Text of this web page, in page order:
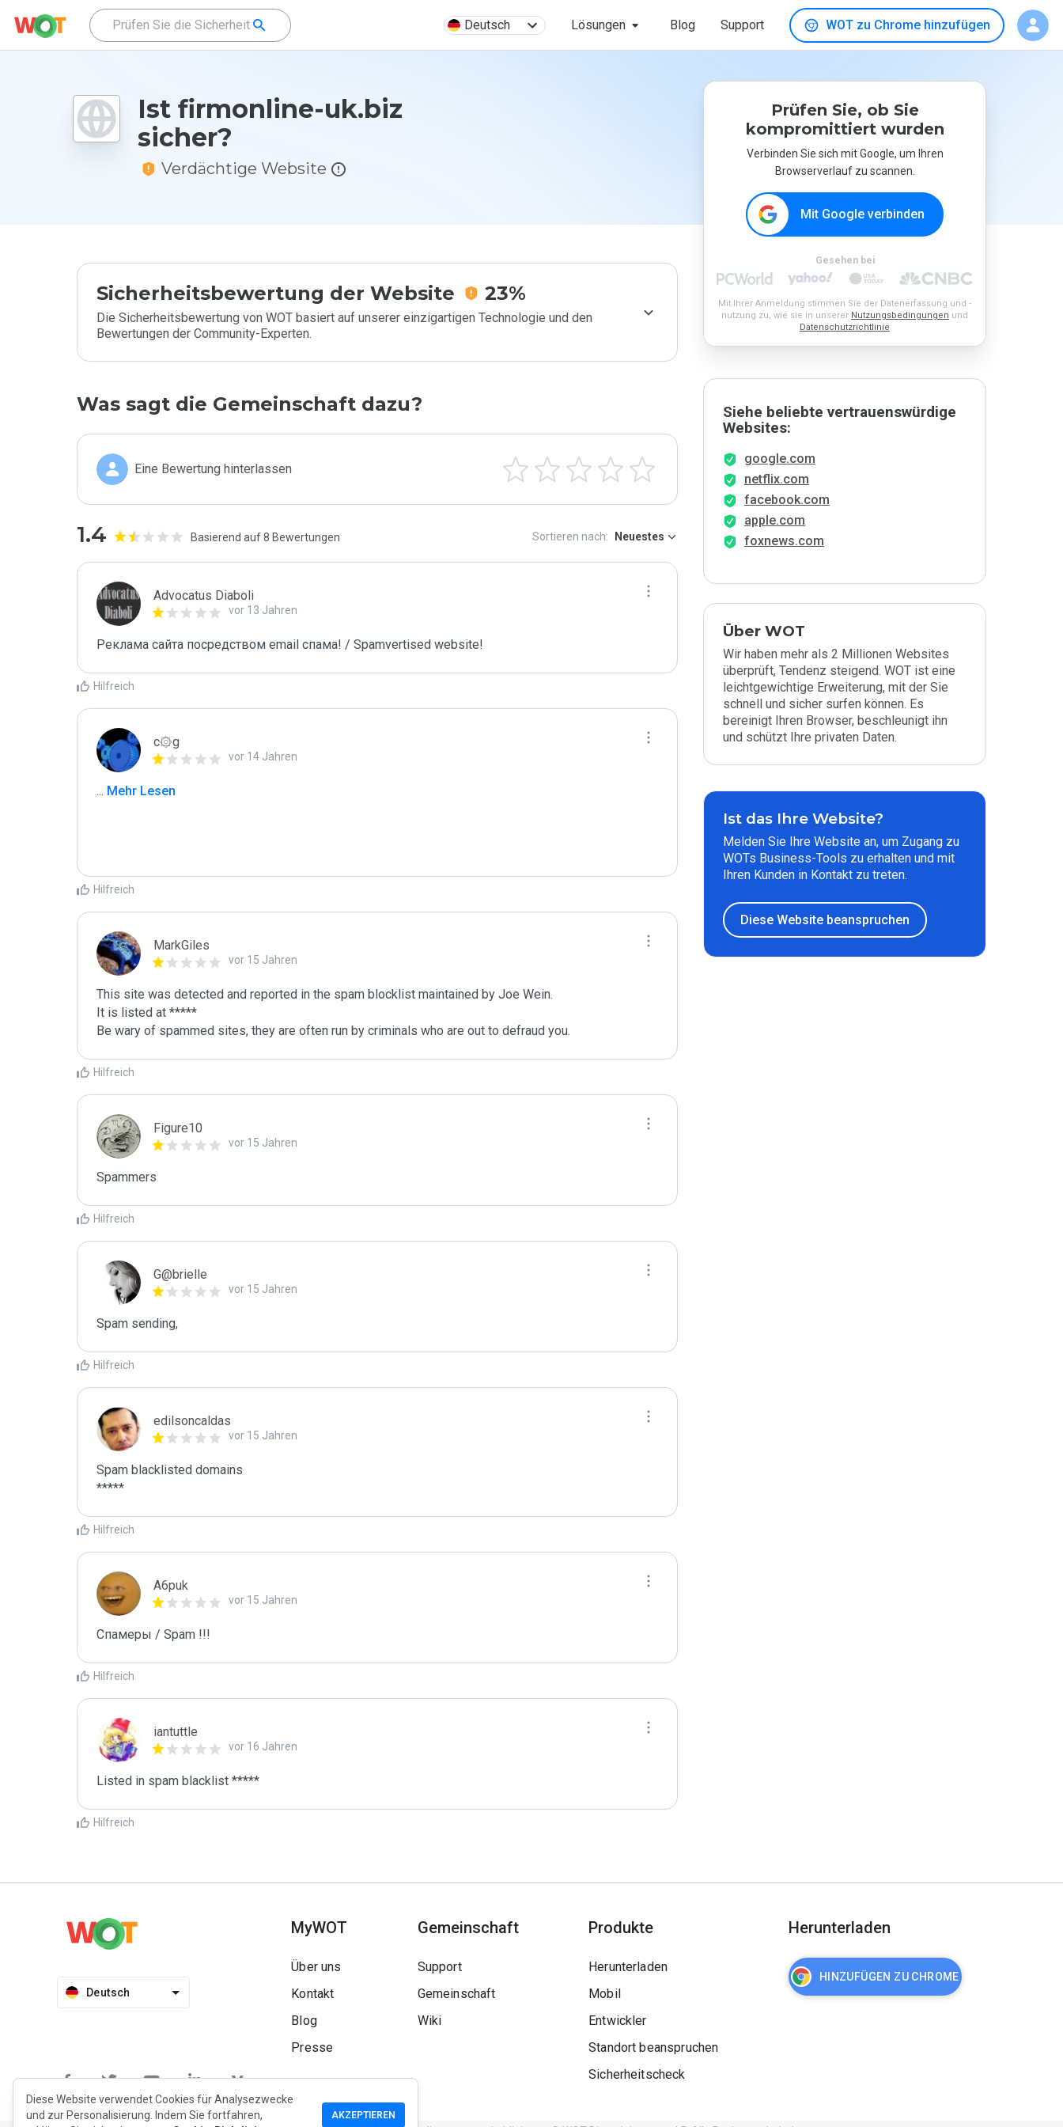
Deutsch Lösungen Blog Support WOT zu Chrome hinzufügen
Ist firmonline-uk.biz
sicher?
Verdächtige Website
Sicherheitsbewertung der Website 23%
Die Sicherheitsbewertung von WOT basiert auf unserer einzigartigen Technologie und den
Bewertungen der Community-Experten.
Was sagt die Gemeinschaft dazu?
Eine Bewertung hinterlassen
1.4 Basierend auf 8 Bewertungen Sortieren nach: Neuestes
Advocatus Diaboli
vor 13 Jahren
Реклама сайта посредством email спама! / Spamvertised website!
Hilfreich
c۞g
vor 14 Jahren
... Mehr Lesen
Hilfreich
MarkGiles
vor 15 Jahren
This site was detected and reported in the spam blocklist maintained by Joe Wein.
It is listed at *****
Be wary of spammed sites, they are often run by criminals who are out to defraud you.
Hilfreich
Figure10
vor 15 Jahren
Spammers
Hilfreich
G@brielle
vor 15 Jahren
Spam sending,
Hilfreich
edilsoncaldas
vor 15 Jahren
Spam blacklisted domains
*****
Hilfreich
A6puk
vor 15 Jahren
Спамеры / Spam !!!
Hilfreich
iantuttle
vor 16 Jahren
Listed in spam blacklist *****
Hilfreich
Prüfen Sie, ob Sie
kompromittiert wurden
Verbinden Sie sich mit Google, um Ihren
Browserverlauf zu scannen.
Mit Google verbinden
Gesehen bei
Mit Ihrer Anmeldung stimmen Sie der Datenerfassung und -
nutzung zu, wie sie in unserer Nutzungsbedingungen und
Datenschutzrichtlinie
Siehe beliebte vertrauenswürdige
Websites:
google.com
netflix.com
facebook.com
apple.com
foxnews.com
Über WOT
Wir haben mehr als 2 Millionen Websites
überprüft, Tendenz steigend. WOT ist eine
leichtgewichtige Erweiterung, mit der Sie
schnell und sicher surfen können. Es
bereinigt Ihren Browser, beschleunigt ihn
und schützt Ihre privaten Daten.
Ist das Ihre Website?
Melden Sie Ihre Website an, um Zugang zu
WOTs Business-Tools zu erhalten und mit
Ihren Kunden in Kontakt zu treten.
Diese Website beanspruchen
Deutsch
MyWOT
Über uns
Kontakt
Blog
Presse
Gemeinschaft
Support
Gemeinschaft
Wiki
Produkte
Herunterladen
Mobil
Entwickler
Standort beanspruchen
Sicherheitscheck
Herunterladen
HINZUFÜGEN ZU CHROME
Diese Website verwendet Cookies für Analysezwecke
und zur Personalisierung. Indem Sie fortfahren,
AKZEPTIEREN